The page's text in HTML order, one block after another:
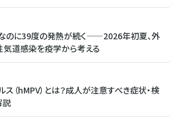
なのに39度の発熱が続く——2026年初夏、外
道感染を疫学から考える
ス（hMPV）とは？成人が注意すべき症状・検
説